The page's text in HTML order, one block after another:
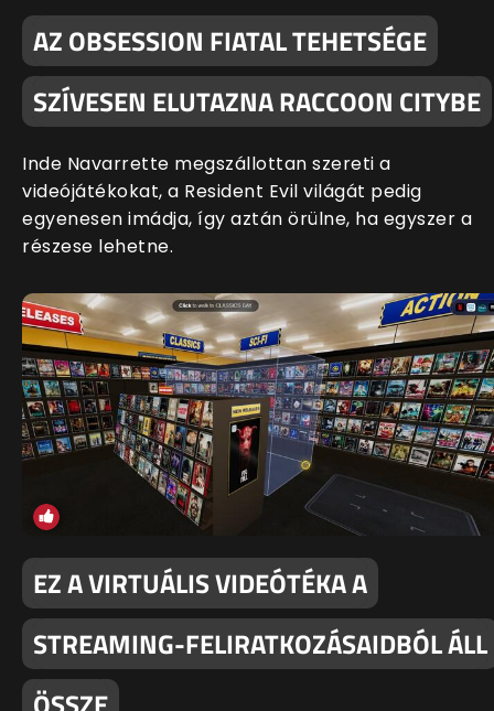
AZ OBSESSION FIATAL TEHETSÉGE
SZÍVESEN ELUTAZNA RACCOON CITYBE
Inde Navarrette megszállottan szereti a
videójátékokat, a Resident Evil világát pedig
egyenesen imádja, így aztán örülne, ha egyszer a
részese lehetne.
EZ A VIRTUÁLIS VIDEÓTÉKA A
STREAMING-FELIRATKOZÁSAIDBÓL ÁLL